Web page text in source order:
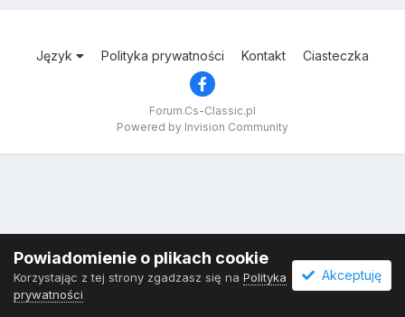
Język Polityka prywatności Kontakt Ciasteczka
Forum.Cs-Classic.pl
Powered by Invision Community
Powiadomienie o plikach cookie
Korzystając z tej strony zgadzasz się na Polityka
prywatności
Akceptuję